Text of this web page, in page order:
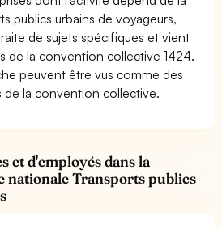
publics urbains de voyageurs,
de sujets spécifiques et vient
de la convention collective 1424.
peuvent être vus comme des
de la convention collective.
et d'employés dans la
nationale Transports publics